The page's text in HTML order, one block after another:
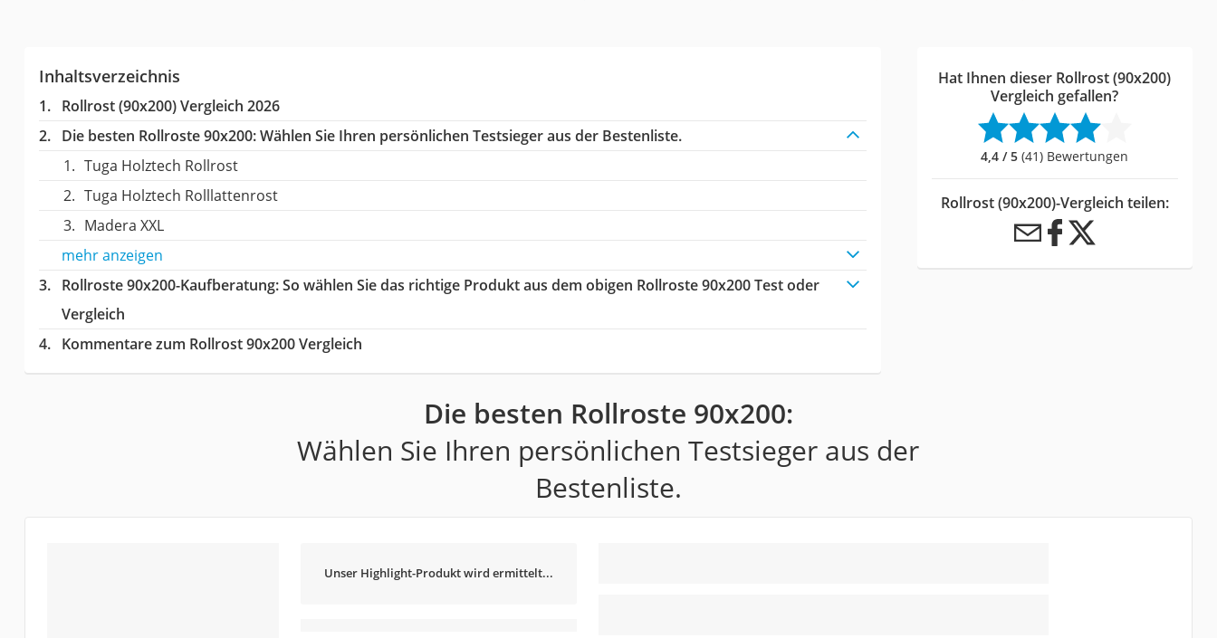
Inhaltsverzeichnis
Rollrost (90x200) Vergleich 2026
Die besten Rollroste 90x200:Wählen Sie Ihren persönlichen Testsieger aus der Bestenliste.
Tuga Holztech Rollrost
Tuga Holztech Rolllattenrost
Madera XXL
mehr anzeigen
Rollroste 90x200-Kaufberatung: So wählen Sie das richtige Produkt aus dem obigen Rollroste 90x200 Test oder
Vergleich
Kommentare zum Rollrost 90x200 Vergleich
Hat Ihnen dieser Rollrost (90x200)
Vergleich gefallen?
4,4 / 5 (41) Bewertungen
Rollrost (90x200)-Vergleich teilen:
Die besten Rollroste 90x200:
Wählen Sie Ihren persönlichen Testsieger aus der
Bestenliste.
Unser Highlight-Produkt wird ermittelt...